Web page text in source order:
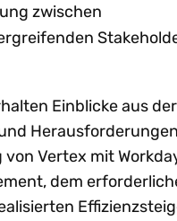
zwischen
Einblicke aus
Vertex mit
dem